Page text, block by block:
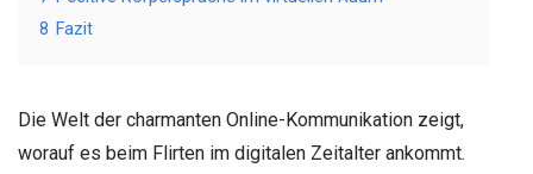
8 Fazit
Die Welt der charmanten Online-Kommunikation zeigt,
worauf es beim Flirten im digitalen Zeitalter ankommt.